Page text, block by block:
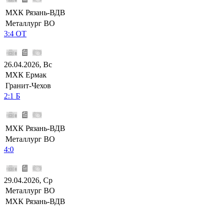
МХК Рязань-ВДВ
Металлург ВО
3:4 ОТ
26.04.2026, Вс
МХК Ермак
Гранит-Чехов
2:1 Б
МХК Рязань-ВДВ
Металлург ВО
4:0
29.04.2026, Ср
Металлург ВО
МХК Рязань-ВДВ